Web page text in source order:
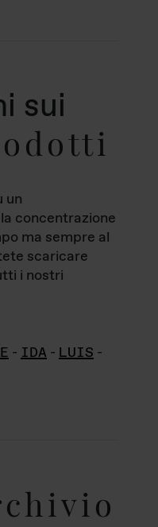
sui
un
concentrazione
ma sempre al
scaricare
i nostri
- IDA - LUIS -